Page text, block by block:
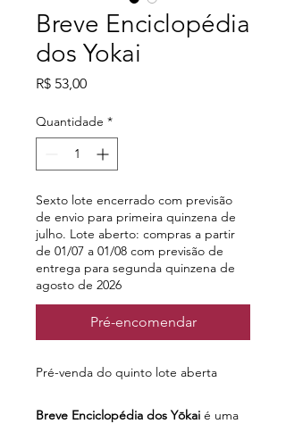
Breve Enciclopédia
dos Yokai
R$ 53,00Preço
Quantidade *
Sexto lote encerrado com previsão
de envio para primeira quinzena de
julho. Lote aberto: compras a partir
de 01/07 a 01/08 com previsão de
entrega para segunda quinzena de
agosto de 2026
Pré-encomendar
Pré-venda do quinto lote aberta
Breve Enciclopédia dos Yōkai é uma